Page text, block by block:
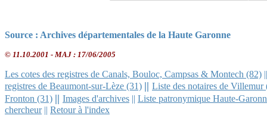
Source : Archives départementales de la Haute Garonne
© 11.10.2001 - MAJ : 17/06/2005
Les cotes des registres de Canals, Bouloc, Campsas & Montech (82)
registres de Beaumont-sur-Lèze (31) || Liste des notaires de Villemur
Fronton (31) || Images d'archives || Liste patronymique Haute-
chercheur|| Retour à l'index